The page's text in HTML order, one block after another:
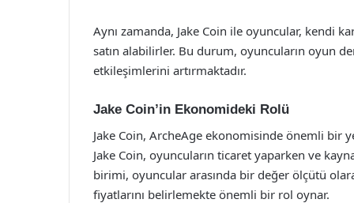
Aynı zamanda, Jake Coin ile oyuncular, kendi
satın alabilirler. Bu durum, oyuncuların oyun
etkileşimlerini artırmaktadır.
Jake Coin’in Ekonomideki Rolü
Jake Coin, ArcheAge ekonomisinde önemli
Jake Coin, oyuncuların ticaret yaparken ve
birimi, oyuncular arasında bir değer ölçütü
fiyatlarını belirlemekte önemli bir rol oynar.